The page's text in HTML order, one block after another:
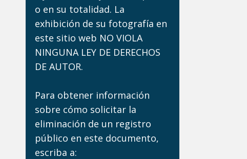
o en su totalidad. La
exhibición de su fotografía en
este sitio web NO VIOLA
NINGUNA LEY DE DERECHOS
DE AUTOR.
Para obtener información
sobre cómo solicitar la
eliminación de un registro
público en este documento,
escriba a: